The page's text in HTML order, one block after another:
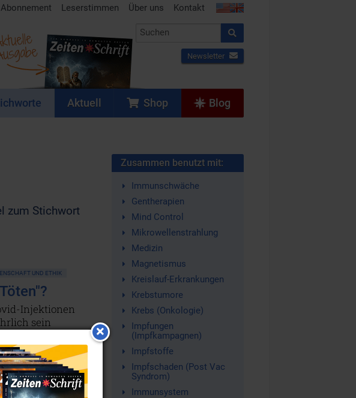
Abonnement Leserstimmen Über uns Kontakt
Newsletter
Aktuell Shop Blog
zum Stichwort
UND ETHIK
Injektionen
sein
sie das Potenzial
Daten-Cloud
Zusammen benutzt mit:
Immunschwäche
Gentherapien
Mind Control
Mikrowellenstrahlung
Medizin
Magnetismus
Kreislauf-Erkrankungen
Krebstumore
Krebs (Onkologie)
Impfungen
(Impfkampagnen)
Impfstoffe
Impfschaden (Post Vac
Syndrom)
Immunsystem